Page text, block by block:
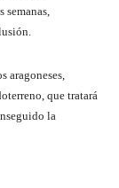
aragoneses,
que tratará
la